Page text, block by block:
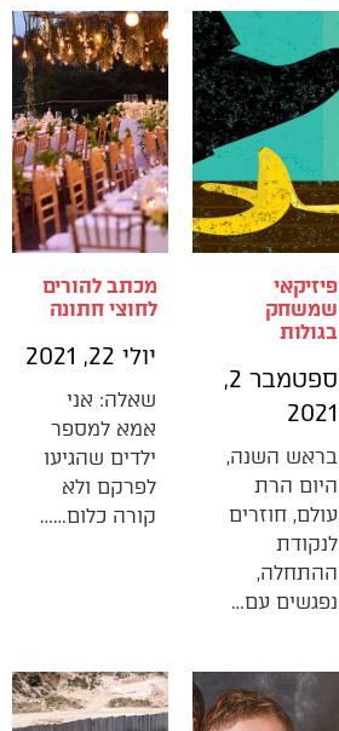
פיזיקאי
שמשחק
בגולות
ספטמבר 2,
2021
בראש השנה,
היום הרת
עולם, חוזרים
לנקודת
ההתחלה,
נפגשים עם…
מכתב להורים
לחוצי חתונה
יולי 22, 2021
שאלה: אני
אמא למספר
ילדים שהגיעו
לפרקם ולא
קורה כלום……